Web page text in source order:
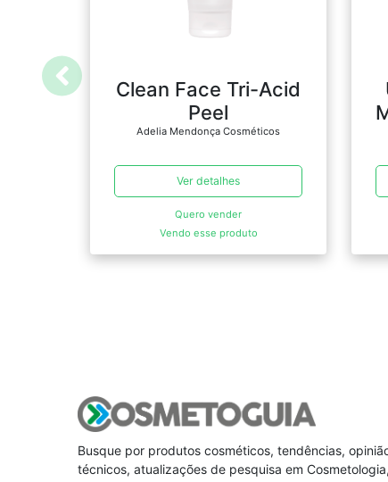
Clean Face Tri-Acid
Peel
Adelia Mendonça Cosméticos
Ver detalhes
Quero vender
Vendo esse produto
Busque por produtos cosméticos, tendências,
técnicos, atualizações de pesquisa em